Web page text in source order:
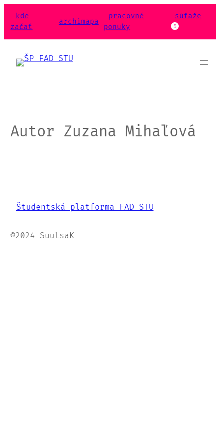
kde
začať
archimapa
pracovné
ponuky
súťaže
5
Autor Zuzana Mihaľová
Študentská platforma FAD STU
©2024 SuulsaK